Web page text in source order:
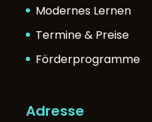
Modernes Lernen
Termine & Preise
Förderprogramme
Adresse